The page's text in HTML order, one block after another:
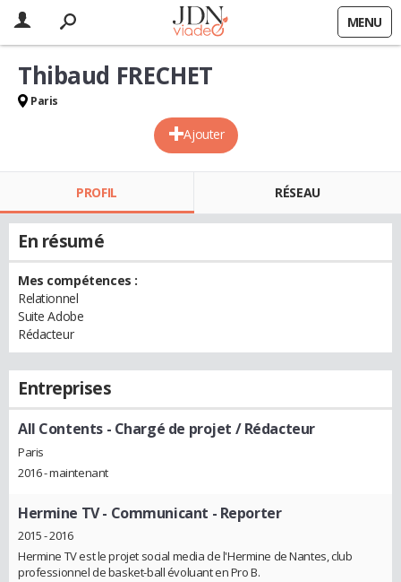
MENU
Ajouter
Thibaud FRECHET
Paris
PROFIL RÉSEAU
En résumé
Mes compétences :
Relationnel
Suite Adobe
Rédacteur
Entreprises
All Contents- Chargé de projet / Rédacteur
Paris
2016 - maintenant
Hermine TV- Communicant - Reporter
2015 - 2016
Hermine TV est le projet social media de l'Hermine de Nantes, club
professionnel de basket-ball évoluant en Pro B.